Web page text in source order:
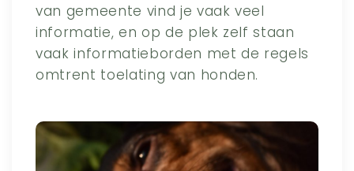
van gemeente vind je vaak veel
informatie, en op de plek zelf staan
vaak informatieborden met de regels
omtrent toelating van honden.